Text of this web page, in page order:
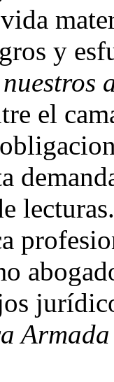
y
el